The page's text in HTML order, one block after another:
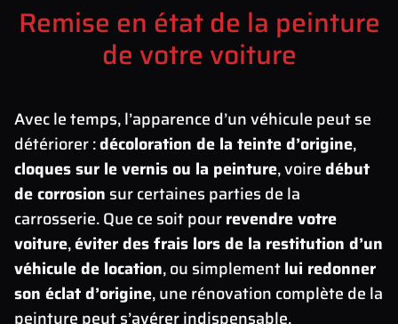
Remise en état de la peinture
de votre voiture
Avec le temps, l’apparence d’un véhicule peut se
détériorer :décoloration de la teinte d’origine,
cloques sur le vernis ou la peinture, voiredébut
de corrosion sur certaines parties de la
carrosserie. Que ce soit pourrevendre votre
voiture,éviter des frais lors de la restitution d’un
véhicule de location, ou simplementlui redonner
son éclat d’origine, une rénovation complète de la
peinture peut s’avérer indispensable.